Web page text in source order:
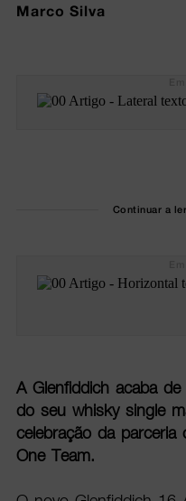
Marco Silva
Continuar a
A Glenfiddich acaba
do seu whisky single
celebração da
One Team.